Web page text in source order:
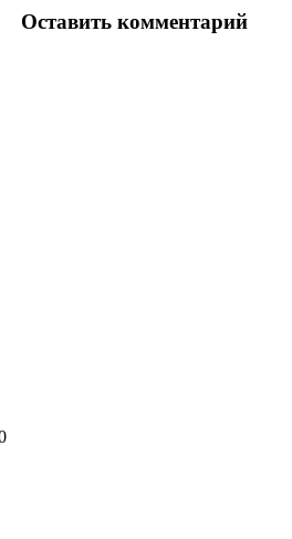
Оставить комментарий